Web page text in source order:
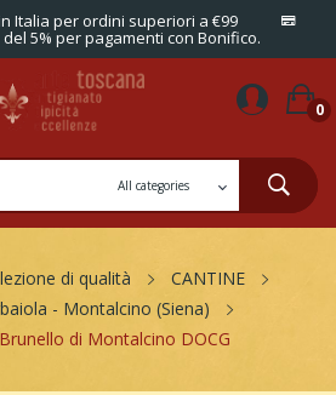
Italia per ordini superiori a €99
5% per pagamenti con Bonifico.
0
di qualità
CANTINE
- Montalcino (Siena)
di Montalcino DOCG